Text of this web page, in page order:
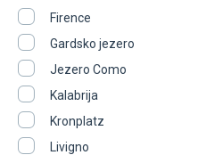
Firence
Gardsko jezero
Jezero Como
Kalabrija
Kronplatz
Livigno